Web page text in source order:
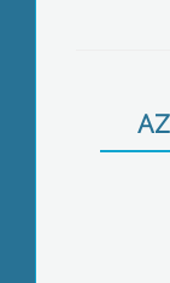
Több